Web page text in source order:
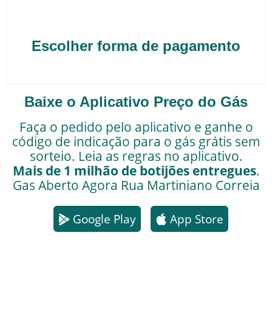
Escolher forma de pagamento
Baixe o Aplicativo Preço do Gás
Faça o pedido pelo aplicativo e ganhe o
código de indicação para o gás grátis sem
sorteio. Leia as regras no aplicativo.
Mais de 1 milhão de botijões entregues.
Gas Aberto Agora Rua Martiniano Correia
Google Play App Store